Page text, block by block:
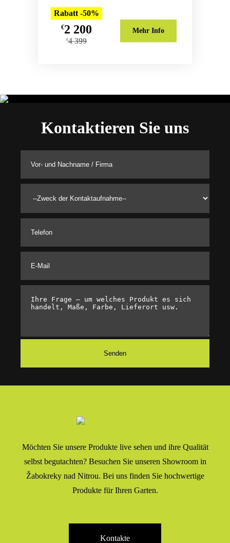
Rabatt -50%
€2 200
€4 399
Mehr Info
Kontaktieren Sie uns
Möchten Sie unsere Produkte live sehen und ihre Qualität
selbst begutachten? Besuchen Sie unseren Showroom in
Žabokreky nad Nitrou. Bei uns finden Sie hochwertige
Produkte für Ihren Garten.
Kontakte